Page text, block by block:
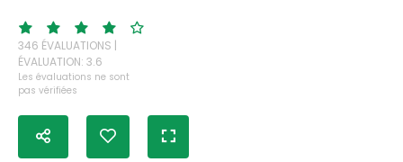
346 ÉVALUATIONS |
ÉVALUATION: 3.6
Les évaluations ne sont
pas vérifiées